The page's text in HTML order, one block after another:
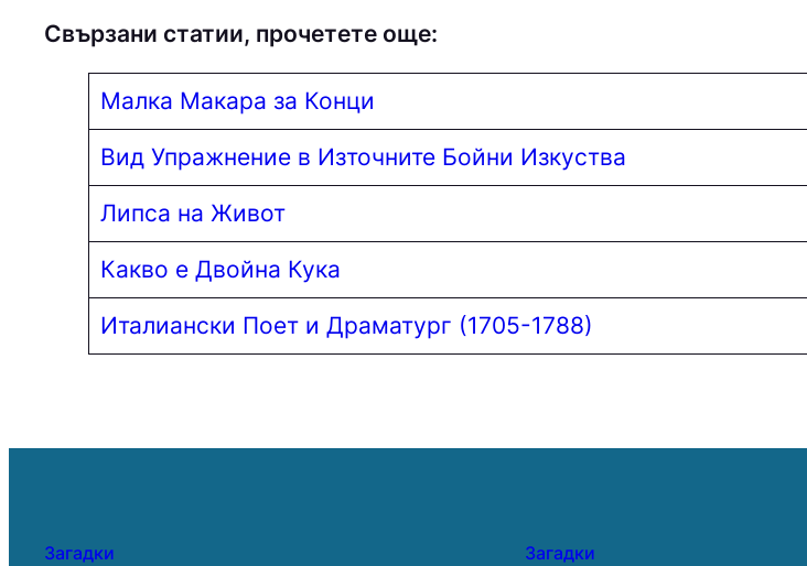
Свързани статии, прочетете още:
Малка Макара за Конци
Вид Упражнение в Източните Бойни Изкуства
Липса на Живот
Какво е Двойна Кука
Италиански Поет и Драматург (1705-1788)
Загадки Загадки